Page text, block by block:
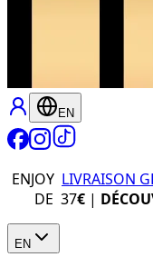
EN
ENJOY LIVRAISON
DE 37€ |
EN